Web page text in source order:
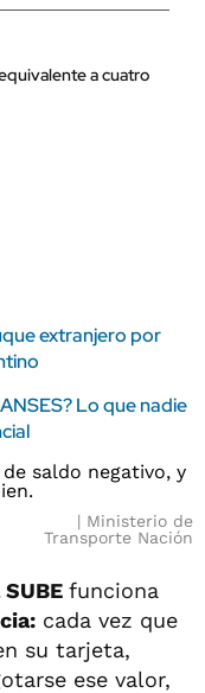
a cuatro
extranjero por
Lo que nadie
Ministerio de
Transporte Nación
funciona
cada vez que
su tarjeta,
ese valor,